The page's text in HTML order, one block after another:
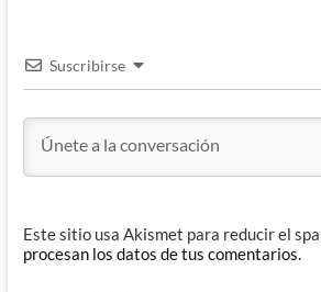
Suscribirse
Este sitio usa Akismet para reducir el
procesan los datos de tus comentarios.